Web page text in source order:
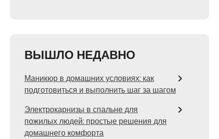
ВЫШЛО НЕДАВНО
Маникюр в домашних условиях: как
подготовиться и выполнить шаг за шагом
Электрокарнизы в спальне для
пожилых людей: простые решения для
домашнего комфорта